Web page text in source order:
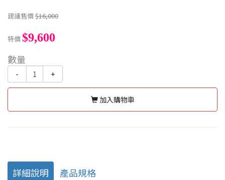
建議售價$16,000
特價$9,600
數量
- +
加入購物車
詳細說明 產品規格